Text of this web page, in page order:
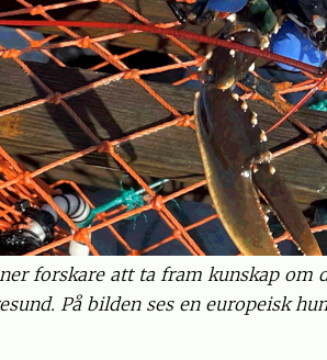
forskare att ta fram kunskap om
På bilden ses en europeisk